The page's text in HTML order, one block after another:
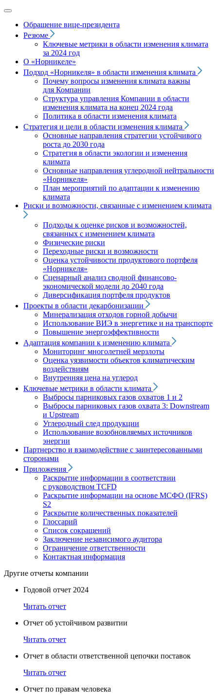
Обращение вице‑президента
Резюме
Ключевые метрики в области изменения климата
за 2024 год
О «Норникеле»
Подход «Норникеля» в области изменения климата
Почему вопросы изменения климата важны
для Компании
Структура управления Компании в области
изменения климата на конец 2024 года
Политика в области изменения климата
Стратегия и цели в области изменения климата
Основные направления стратегии устойчивого
роста до 2030 года
Стратегия в области экологии и изменения
климата
Основные направления углеродной нейтральности
«Норникеля»
План мероприятий по адаптации к изменению
климата
Риски и возможности, связанные с изменением климата
Подходы к оценке рисков и возможностей,
связанных с изменением климата
Физические риски
Переходные риски и возможности
Оценка устойчивости продуктового портфеля
«Норникеля»
Сценарный анализ сводной финансово-
экономической модели до 2040 года
Диверсификация портфеля продуктов
Проекты в области декарбонизации
Минерализация отходов горной добычи
Использование ВИЭ в энергетике и на транспорте
Повышение энергоэффективности
Адаптация компании к изменению климата
Мониторинг многолетней мерзлоты
Оценка уязвимости объектов климатическим
воздействиям
Внутренняя цена на углерод
Ключевые метрики в области климата
Выбросы парниковых газов охватов 1 и 2
Выбросы парниковых газов охвата 3: Downstream
и Upstream
Углеродный след продукции
Использование возобновляемых источников
энергии
Партнерство и взаимодействие с заинтересованными
сторонами
Приложения
Раскрытие информации в соответствии
с руководством TCFD
Раскрытие информации на основе МСФО (IFRS)
S2
Раскрытие количественных показателей
Глоссарий
Список сокращений
Заключение независимого аудитора
Ограничение ответственности
Контактная информация
Другие отчеты компании
Годовой отчет 2024
Читать отчет
Отчет об устойчивом развитии
Читать отчет
Отчет в области ответственной цепочки поставок
Читать отчет
Отчет по правам человека